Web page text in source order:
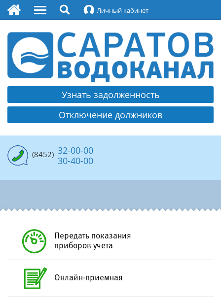
Личный кабинет
Руководство
Охрана труда
Контакты
Платежные реквизиты МУПП
Раскрытие информации
Политика обработки и защиты персональных
данных
Противодействие коррупции
Вакансии
Схема водоподготовки
Качество воды
Санбюллетень по качеству питьевой воды
Водоотведение
Узнать задолженность
Отключение должников
(8452) 32-00-00
30-40-00
Передать показания
приборов учета
Онлайн-приемная